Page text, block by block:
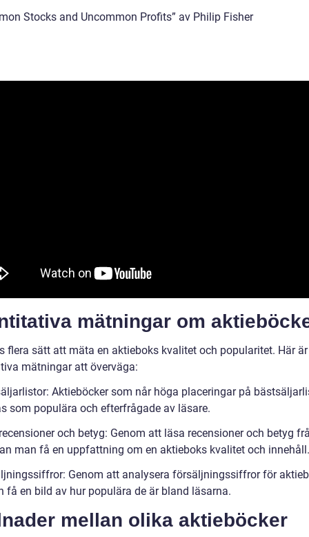
Stocks and Uncommon Profits” av Philip Fisher
mätningar om
flera sätt att mäta en aktieboks kvalitet och popularitet. Här
mätningar att överväga:
Aktieböcker som når höga placeringar på
som populära och efterfrågade av läsare.
och betyg: Genom att läsa recensioner och betyg
man få en uppfattning om en aktieboks kvalitet och innehåll.
Genom att analysera försäljningssiffror för
få en bild av hur populära de är bland läsarna.
mellan olika aktieböcker